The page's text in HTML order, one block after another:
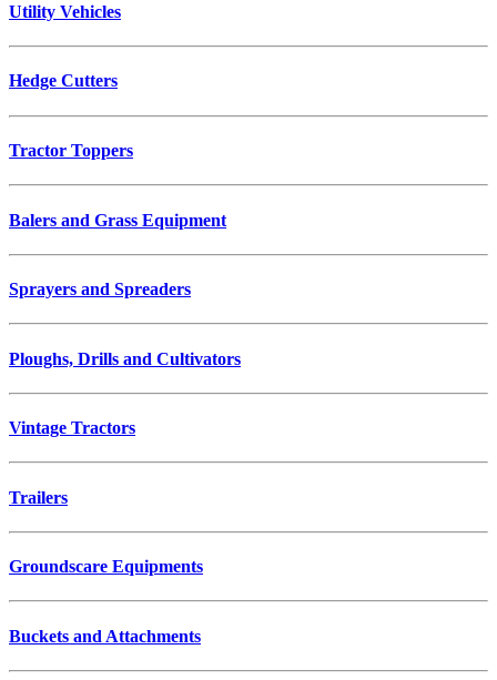
Utility Vehicles
Hedge Cutters
Tractor Toppers
Balers and Grass Equipment
Sprayers and Spreaders
Ploughs, Drills and Cultivators
Vintage Tractors
Trailers
Groundscare Equipments
Buckets and Attachments